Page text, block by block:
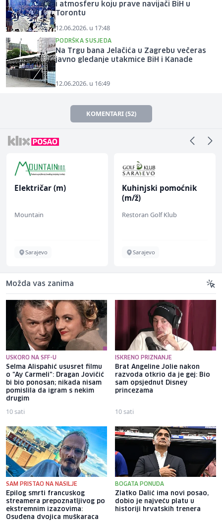
i atmosferu koju prave navijači BiH u
Torontu
12.06.2026. u 17:48
PODRŠKA SUSJEDA
Na Trgu bana Jelačića u Zagrebu večeras
javno gledanje utakmice BiH i Kanade
12.06.2026. u 16:49
KOMENTARI (52)
Električar (m)
Mountain
Sarajevo
Kuhinjski pomoćnik
(m/ž)
Restoran Golf Klub
Sarajevo
Možda vas zanima
USKORO NA SFF-U
Selma Alispahić ususret filmu
o "Ay Carmeli": Dragan Jovičić
bi bio ponosan; nikada nisam
pomislila da igram s nekim
drugim
10 sati
ISKRENO PRIZNANJE
Brat Angeline Jolie nakon
razvoda otkrio da je gej: Bio
sam opsjednut Disney
princezama
10 sati
SAM PRISTAO NA NASILJE
Epilog smrti francuskog
streamera prepoznatljivog po
ekstremnim izazovima:
Osuđena dvojica muškaraca
BOGATA PONUDA
Zlatko Dalić ima novi posao,
dobio je najveću platu u
historiji hrvatskih trenera